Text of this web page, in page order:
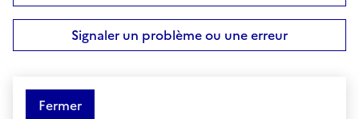
Signaler un problème ou une erreur
Fermer